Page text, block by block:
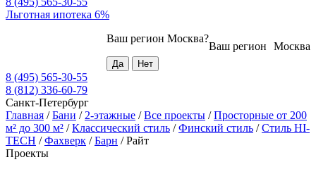
Льготная ипотека 6%
Москва
Ваш регион
Ваш регион Москва?
8 (495) 565-30-55
8 (812) 336-60-79
Санкт-Петербург
Главная /Бани / 2-этажные /Все проекты /Просторные от 200
м² до 300 м² /Классический стиль /Финский стиль /Стиль HI-
TECH /Фахверк /Барн /Райт
Проекты